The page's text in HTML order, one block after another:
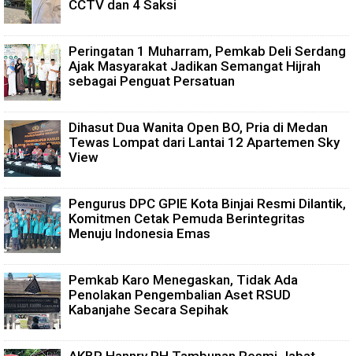
CCTV dan 4 Saksi
Peringatan 1 Muharram, Pemkab Deli Serdang
Ajak Masyarakat Jadikan Semangat Hijrah
sebagai Penguat Persatuan
Dihasut Dua Wanita Open BO, Pria di Medan
Tewas Lompat dari Lantai 12 Apartemen Sky
View
Pengurus DPC GPIE Kota Binjai Resmi Dilantik,
Komitmen Cetak Pemuda Berintegritas
Menuju Indonesia Emas
Pemkab Karo Menegaskan, Tidak Ada
Penolakan Pengembalian Aset RSUD
Kabanjahe Secara Sepihak